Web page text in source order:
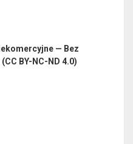
— Bez
BY-NC-ND 4.0)